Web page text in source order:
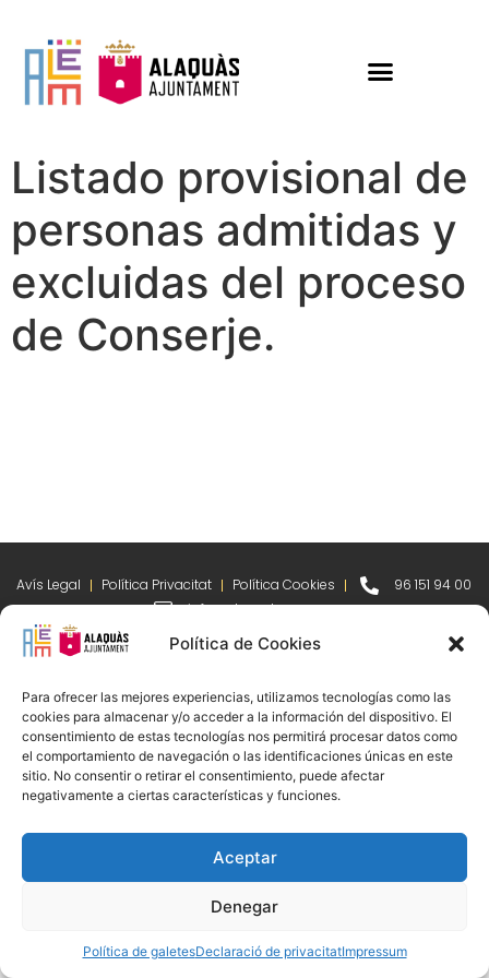
Política de Cookies
Para ofrecer las mejores experiencias, utilizamos tecnologías como las
cookies para almacenar y/o acceder a la información del dispositivo. El
consentimiento de estas tecnologías nos permitirá procesar datos como
el comportamiento de navegación o las identificaciones únicas en este
sitio. No consentir o retirar el consentimiento, puede afectar
negativamente a ciertas características y funciones.
Aceptar
Denegar
Política de galetesDeclaració de privacitatImpressum
Listado provisional de
personas admitidas y
excluidas del proceso
de Conserje.
Copyright © 2020 ALEM S.L. |Créditos
Avís Legal Política Privacitat Política Cookies
96 151 94 00
info@alem.alaquas.org